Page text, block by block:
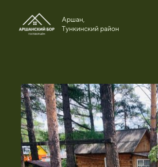
Аршан,
Тункинский район